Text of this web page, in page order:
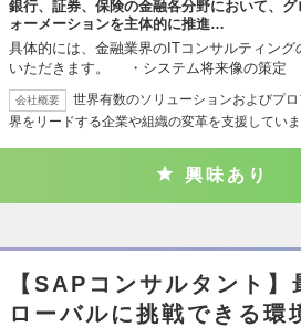
銀行、証券、保険の金融各分野において、
ォーメーションを主体的に推進…
具体的には、金融業界のITコンサルティン
いただきます。 ・システム将来像の策定
会社概要
世界有数のソリューションおよびプ
界をリードする企業や組織の変革を支援してい
興味あり
【SAPコンサルタント
ローバルに挑戦できる環